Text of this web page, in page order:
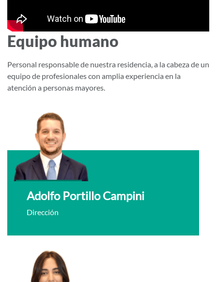
Equipo humano
Personal responsable de nuestra residencia, a la cabeza de un
equipo de profesionales con amplia experiencia en la
atención a personas mayores.
Adolfo Portillo Campini
Dirección